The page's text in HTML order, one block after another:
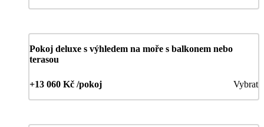
Pokoj deluxe s výhledem na moře s balkonem nebo
terasou
+13 060 Kč /pokoj Vybrat